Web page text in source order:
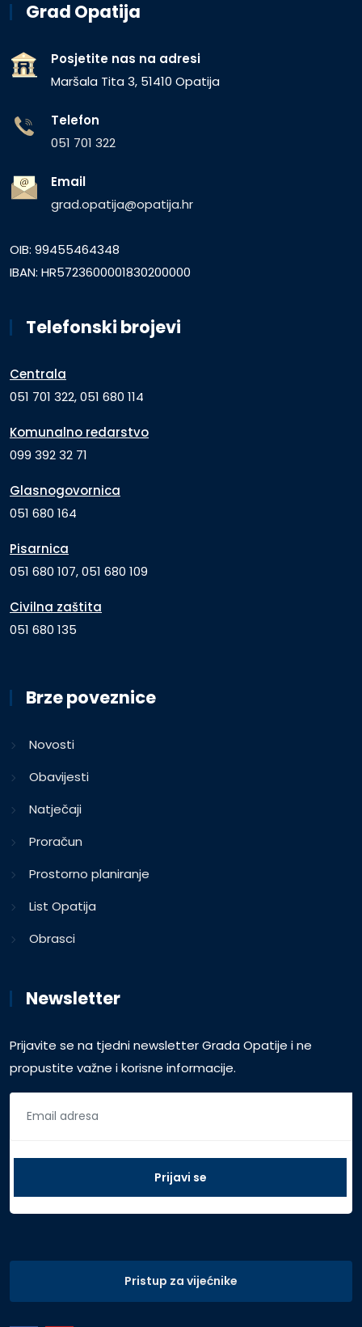
Grad Opatija
Posjetite nas na adresi
Maršala Tita 3, 51410 Opatija
Telefon
051 701 322
Email
grad.opatija@opatija.hr
OIB: 99455464348
IBAN: HR5723600001830200000
Telefonski brojevi
Centrala
051 701 322, 051 680 114
Komunalno redarstvo
099 392 32 71
Glasnogovornica
051 680 164
Pisarnica
051 680 107, 051 680 109
Civilna zaštita
051 680 135
Brze poveznice
Novosti
Obavijesti
Natječaji
Proračun
Prostorno planiranje
List Opatija
Obrasci
Newsletter
Prijavite se na tjedni newsletter Grada Opatije i ne
propustite važne i korisne informacije.
Pristup za vijećnike